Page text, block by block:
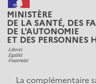
MINISTÈRE
DE LA SANTÉ, DES
DE L'AUTONOMIE
ET DES PERSONNES
La complémentaire